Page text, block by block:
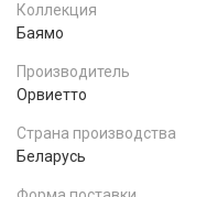
Коллекция
Баямо
Производитель
Орвиетто
Страна производства
Беларусь